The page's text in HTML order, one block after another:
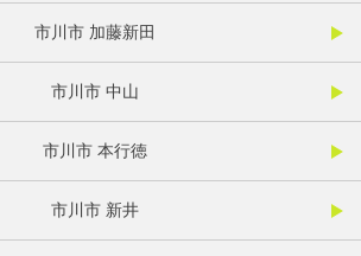
市川市 加藤新田
市川市 中山
市川市 本行徳
市川市 新井